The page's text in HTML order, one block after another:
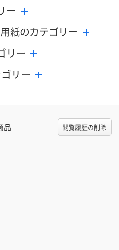
ー
紙のカテゴリー
リー
リー
品 閲覧履歴の削除